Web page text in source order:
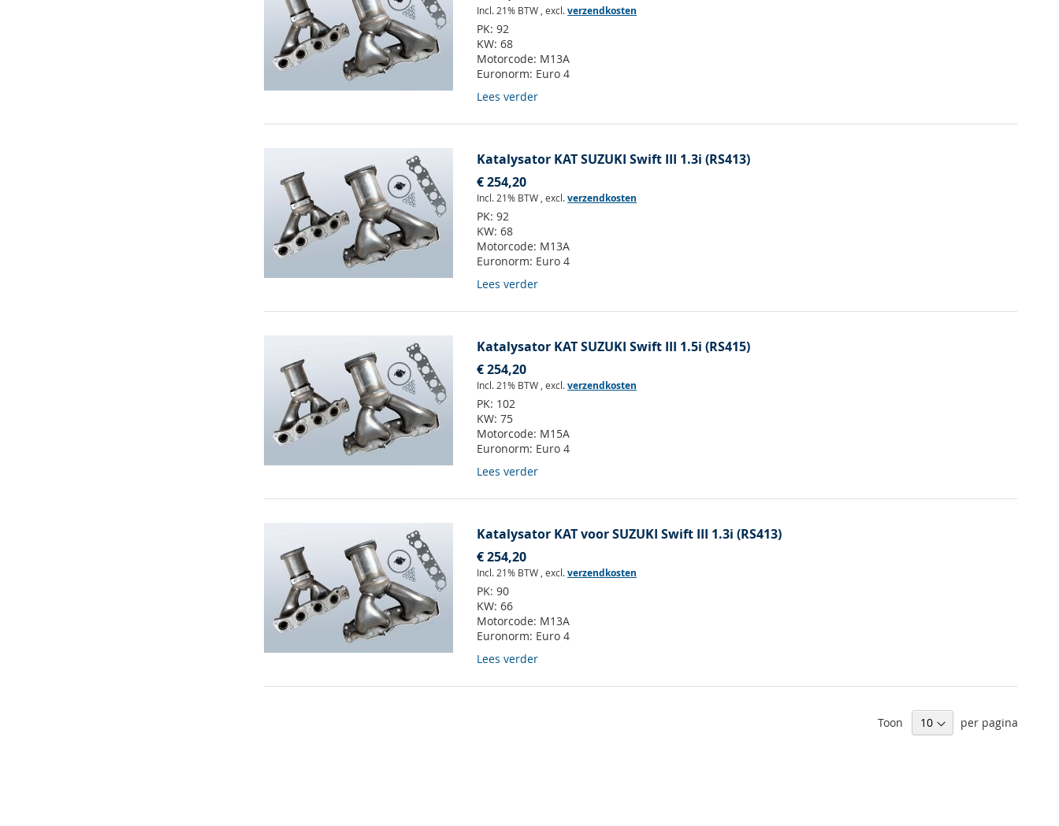
Incl. 21% BTW ,excl.verzendkosten
PK:92
KW:68
Motorcode: M13A
Euronorm: Euro 4
Lees verder
Katalysator KAT SUZUKI Swift III 1.3i (RS413)
€ 254,20
Incl. 21% BTW ,excl.verzendkosten
PK:92
KW:68
Motorcode: M13A
Euronorm: Euro 4
Lees verder
Katalysator KAT SUZUKI Swift III 1.5i (RS415)
€ 254,20
Incl. 21% BTW ,excl.verzendkosten
PK: 102
KW:75
Motorcode: M15A
Euronorm: Euro 4
Lees verder
Katalysator KAT voor SUZUKI Swift III 1.3i (RS413)
€ 254,20
Incl. 21% BTW ,excl.verzendkosten
PK:90
KW:66
Motorcode: M13A
Euronorm: Euro 4
Lees verder
Toon per pagina